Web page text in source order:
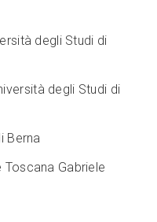
degli Studi di
degli Studi di
Berna
Gabriele